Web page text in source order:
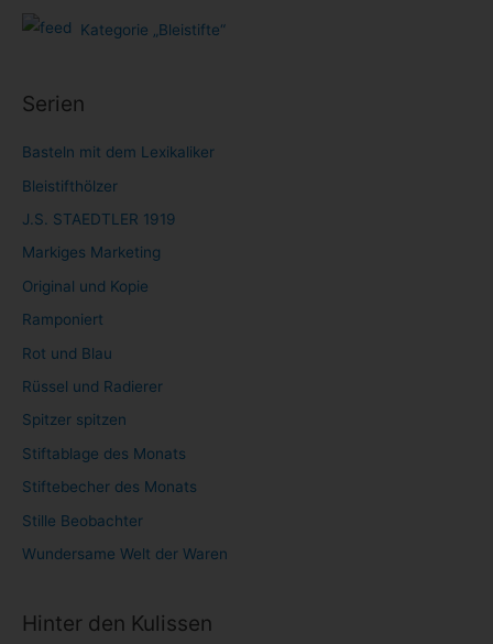
Kategorie „Bleistifte“
Serien
Basteln mit dem Lexikaliker
Bleistifthölzer
J.S. STAEDTLER 1919
Markiges Marketing
Original und Kopie
Ramponiert
Rot und Blau
Rüssel und Radierer
Spitzer spitzen
Stiftablage des Monats
Stiftebecher des Monats
Stille Beobachter
Wundersame Welt der Waren
Hinter den Kulissen